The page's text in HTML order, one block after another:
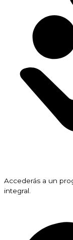
Accederás a un
integral.